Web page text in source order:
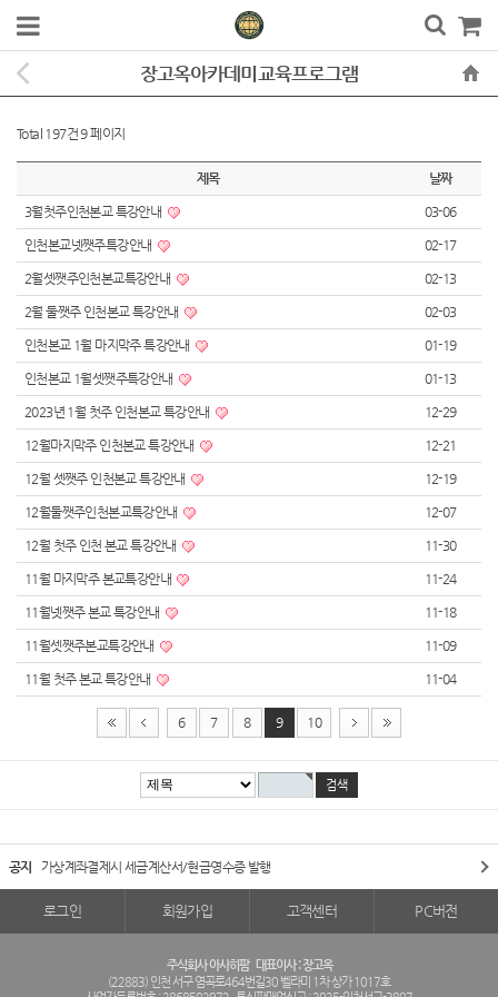
장고옥아카데미교육프로그램
Total 197건9 페이지
제목 날짜
3월첫주인천본교 특강안내 03-06
인천본교넷쨋주특강안내 02-17
2월셋쨋주인천본교특강안내 02-13
2월 둘쨋주 인천본교 특강안내 02-03
인천본교 1월 마지막주 특강안내 01-19
인천본교 1월셋쨋주특강안내 01-13
2023년 1월 첫주 인천본교 특강안내 12-29
12월마지막주 인천본교 특강안내 12-21
12월 셋쨋주 인천본교 특강안내 12-19
12월둘쨋주인천본교특강안내 12-07
12월 첫주 인천 본교 특강안내 11-30
11월 마지막주 본교특강안내 11-24
11월넷쨋주 본교 특강안내 11-18
11월셋쨋주본교특강안내 11-09
11월 첫주 본교 특강안내 11-04
6 7 8 9 10
공지 가상계좌결제시 세금계산서/현금영수증 발행
로그인 회원가입 고객센터 PC버전
주식회사 아사히팜 대표이사 : 장고옥
(22883) 인천 서구 염곡로464번길30 벨라미 1차 상가 1017호